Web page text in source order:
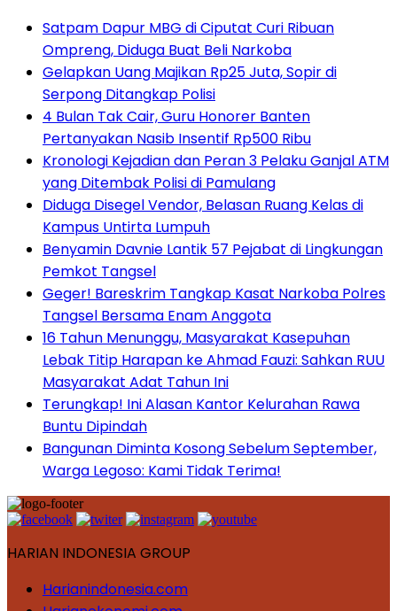
Satpam Dapur MBG di Ciputat Curi Ribuan
Ompreng, Diduga Buat Beli Narkoba
Gelapkan Uang Majikan Rp25 Juta, Sopir di
Serpong Ditangkap Polisi
4 Bulan Tak Cair, Guru Honorer Banten
Pertanyakan Nasib Insentif Rp500 Ribu
Kronologi Kejadian dan Peran 3 Pelaku Ganjal ATM
yang Ditembak Polisi di Pamulang
Diduga Disegel Vendor, Belasan Ruang Kelas di
Kampus Untirta Lumpuh
Benyamin Davnie Lantik 57 Pejabat di Lingkungan
Pemkot Tangsel
Geger! Bareskrim Tangkap Kasat Narkoba Polres
Tangsel Bersama Enam Anggota
16 Tahun Menunggu, Masyarakat Kasepuhan
Lebak Titip Harapan ke Ahmad Fauzi: Sahkan RUU
Masyarakat Adat Tahun Ini
Terungkap! Ini Alasan Kantor Kelurahan Rawa
Buntu Dipindah
Bangunan Diminta Kosong Sebelum September,
Warga Legoso: Kami Tidak Terima!
HARIAN INDONESIA GROUP
Harianindonesia.com